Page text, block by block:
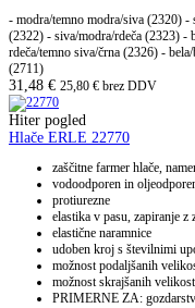
- modra/temno modra/siva (2320) -
(2322) - siva/modra/rdeča (2323) -
rdeča/temno siva/črna (2326) -
(2711)
31,48 € 25,80 € brez DDV
Hiter pogled
Hlače ERLE 22770
zaščitne farmer hlače,
vodoodporen in
protiurezne
elastika v pasu, zapiranje z
elastične naramnice
udoben kroj s številnimi
možnost podaljšanih
možnost skrajšanih
PRIMERNE ZA: